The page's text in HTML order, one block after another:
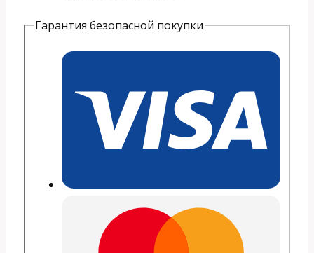
Гарантия безопасной покупки